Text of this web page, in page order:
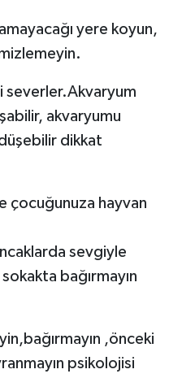
yere koyun,
severler.Akvaryum
akvaryumu
dikkat
çocuğunuza hayvan
sevgiyle
bağırmayın
,önceki
psikolojisi